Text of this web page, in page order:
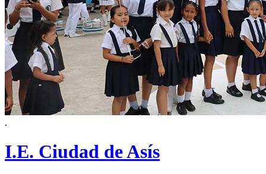
.
I.E. Ciudad de Asís